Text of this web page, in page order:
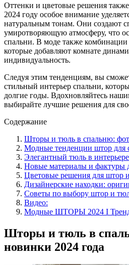
Оттенки и цветовые решения
2024 году особое внимание
натуральным тонам. Они создают
умиротворяющую атмосферу, что
спальни. В моде также комбинации
которые добавляют комнате
индивидуальность.
Следуя этим тенденциям, вы
стильный интерьер спальни,
долгие годы. Вдохновляйтесь
выбирайте лучшие решения для
Содержание
Шторы и тюль в спальню:
Модные тенденции штор для
Элегантный тюль в
Новые материалы и фактуры
Цветовые решения для штор
Дизайнерские находки:
Советы по выбору штор и
Видео:
Модные ШТОРЫ 2024 I
Шторы и тюль в
новинки 2024 года